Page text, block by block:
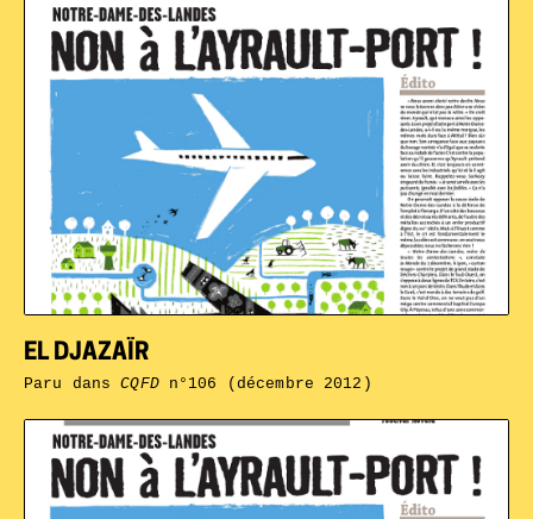
EL DJAZAÏR
Paru dansCQFDn°106 (décembre 2012)